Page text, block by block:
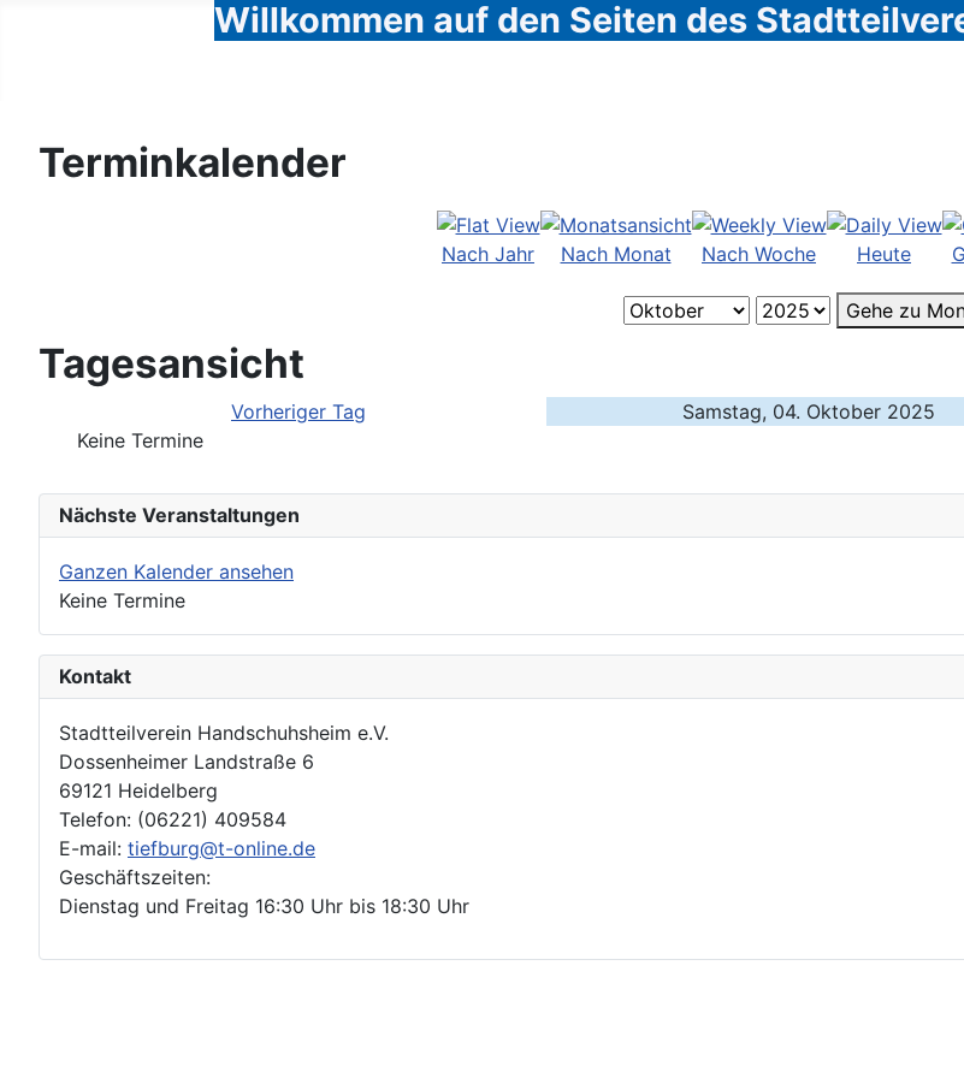
Willkommen auf den Seiten des
Terminkalender
Nach Jahr Nach Monat Nach Woche Heute
Gehe zu
Tagesansicht
Vorheriger Tag
Samstag, 04. Oktober 2025
Keine Termine
Nächste Veranstaltungen
Ganzen Kalender ansehen
Keine Termine
Kontakt
Stadtteilverein Handschuhsheim e.V.
Dossenheimer Landstraße 6
69121 Heidelberg
Telefon: (06221) 409584
E-mail: tiefburg@t-online.de
Geschäftszeiten:
Dienstag und Freitag 16:30 Uhr bis 18:30 Uhr